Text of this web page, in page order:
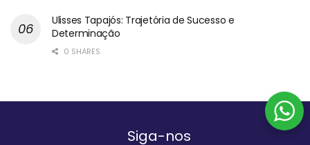
Ulisses Tapajós: Trajetória de Sucesso e
Determinação
0 SHARES
Siga-nos